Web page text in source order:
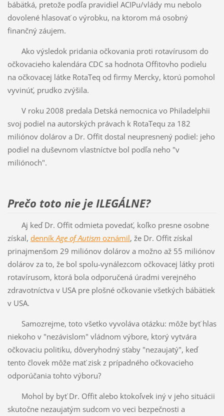
bábätká, pretože podľa pravidiel ACIPu/vlády mu nebolo
dovolené hlasovať o výrobku, na ktorom má osobný
finančný záujem.
Ako výsledok pridania očkovania proti rotavírusom do
očkovacieho kalendára CDC sa hodnota Offitovho podielu
na očkovacej látke RotaTeq od firmy Mercky, ktorú pomohol
vyvinúť, prudko zvýšila.
V roku 2008 predala Detská nemocnica vo Philadelphii
svoj podiel na autorských právach k RotaTequ za 182
miliónov dolárov a Dr. Offit dostal neupresnený podiel: jeho
podiel na duševnom vlastníctve bol podľa neho "v
miliónoch".
Prečo toto nie je ILEGÁLNE?
Aj keď Dr. Offit odmieta povedať, koľko presne osobne
získal, denníkAge of Autismoznámil, že Dr. Offit získal
prinajmenšom 29 miliónov dolárov a možno až 55 miliónov
dolárov za to, že bol spolu-vynálezcom očkovacej látky proti
rotavírusom, ktorá bola odporučená úradmi verejného
zdravotníctva v USA pre plošné očkovanie všetkých bábätiek
v USA.
Samozrejme, toto všetko vyvoláva otázku: môže byť hlas
niekoho v "nezávislom" vládnom výbore, ktorý vytvára
očkovaciu politiku, dôveryhodný sťaby "nezaujatý", keď
tento človek môže mať zisk z prípadného očkovacieho
odporúčania tohto výboru?
Mohol by byť Dr. Offit alebo ktokoľvek iný v jeho situácii
skutočne nezaujatým sudcom vo veci bezpečnosti a